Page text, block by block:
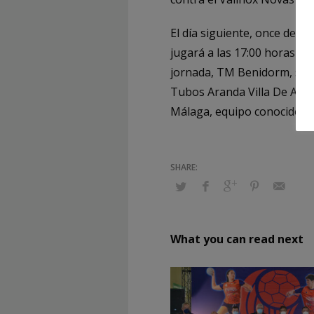
El día siguiente, once de
jugará a las 17:00 horas
jornada, TM Benidorm, se
Tubos Aranda Villa De
Málaga, equipo conocido
What you can read next